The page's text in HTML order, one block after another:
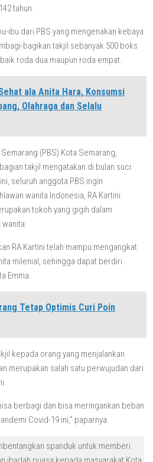
tahun.
ibu dari PBS yang mengenakan kebaya
bagikan takjil sebanyak 500 boks
roda dua maupun roda empat.
ala Anita Hara, Konsumsi
Olahraga dan Selalu
(PBS) Kota Semarang,
takjil mengatakan di bulan suci
seluruh anggota PBS ingin
wanita Indonesia, RA Kartini.
tokoh yang gigih dalam
RA Kartini telah mampu mengangkat
milenial, sehingga dapat berdiri
Emma.
Tetap Optimis Curi Poin
kepada orang yang menjalankan
merupakan salah satu perwujudan dari
berbagi dan bisa meringankan beban
Covid-19 ini,” paparnya.